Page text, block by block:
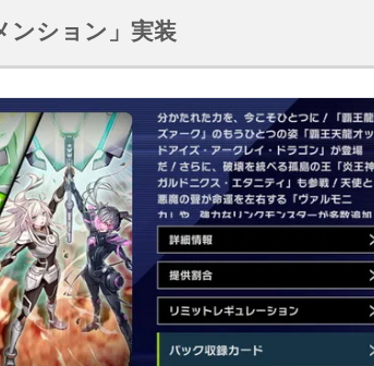
ンション」実装